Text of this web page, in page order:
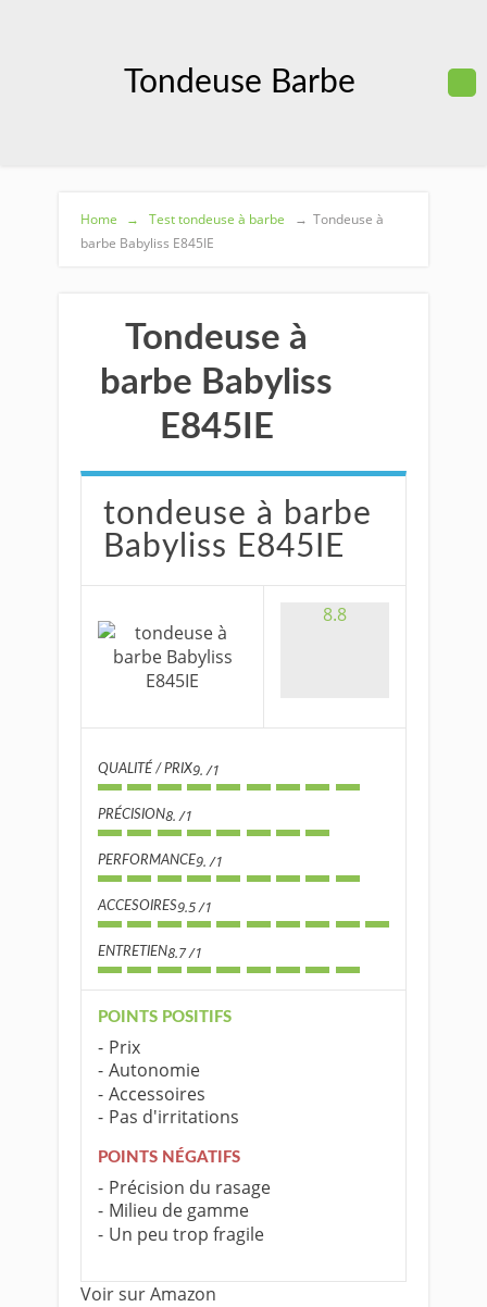
Tondeuse Barbe
Home → Test tondeuse à barbe → Tondeuse à
barbe Babyliss E845IE
Tondeuse à
barbe Babyliss
E845IE
tondeuse à barbe
Babyliss E845IE
8.8
QUALITÉ / PRIX9. /1
PRÉCISION8. /1
PERFORMANCE9. /1
ACCESOIRES9.5 /1
ENTRETIEN8.7 /1
POINTS POSITIFS
Prix
Autonomie
Accessoires
Pas d'irritations
POINTS NÉGATIFS
Précision du rasage
Milieu de gamme
Un peu trop fragile
Voir sur Amazon